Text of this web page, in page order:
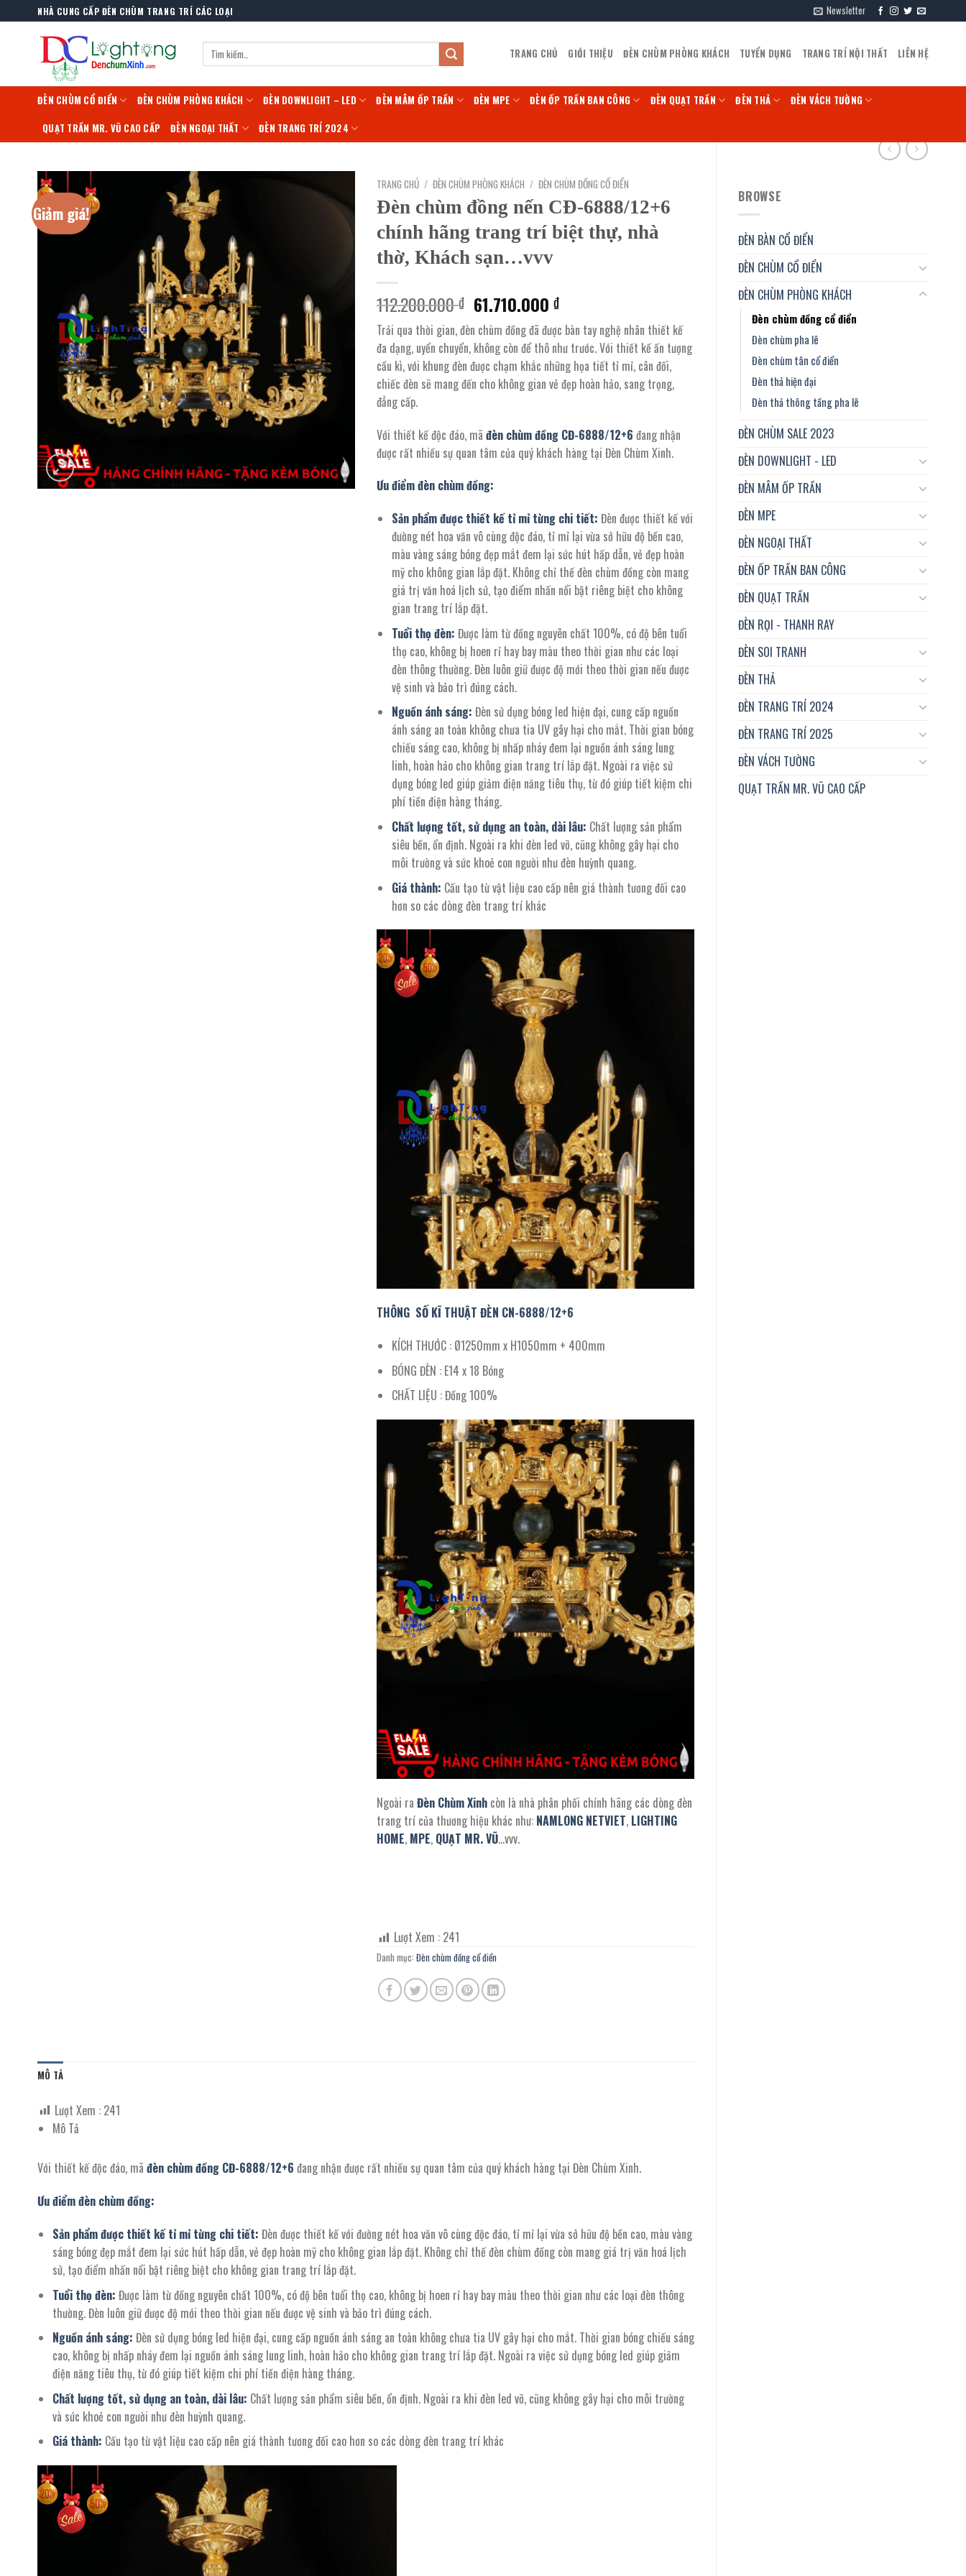
to
NHÀ CUNG CẤP ĐÈN CHÙM TRANG TRÍ CÁC LOẠI Newsletter
Tìm
kiếm:
TRANG CHỦ GIỚI THIỆU ĐÈN CHÙM PHÒNG KHÁCH TUYỂN DỤNG TRANG TRÍ NỘI THẤT LIÊN HỆ
ĐÈN CHÙM CỔ ĐIỂN ĐÈN CHÙM PHÒNG KHÁCH ĐÈN DOWNLIGHT – LED ĐÈN MÂM ỐP TRẦN ĐÈN MPE ĐÈN ỐP TRẦN BAN CÔNG ĐÈN QUẠT TRẦN ĐÈN THẢ ĐÈN VÁCH TƯỜNG
QUẠT TRẦN MR. VŨ CAO CẤP ĐÈN NGOẠI THẤT ĐÈN TRANG TRÍ 2024
BROWSE
ĐÈN BÀN CỔ ĐIỂN
ĐÈN CHÙM CỔ ĐIỂN
ĐÈN CHÙM PHÒNG KHÁCH
Đèn chùm đồng cổ điển
Đèn chùm pha lê
Đèn chùm tân cổ điển
Đèn thả hiện đại
Đèn thả thông tầng pha lê
ĐÈN CHÙM SALE 2023
ĐÈN DOWNLIGHT - LED
ĐÈN MÂM ỐP TRẦN
ĐÈN MPE
ĐÈN NGOẠI THẤT
ĐÈN ỐP TRẦN BAN CÔNG
ĐÈN QUẠT TRẦN
ĐÈN RỌI - THANH RAY
ĐÈN SOI TRANH
ĐÈN THẢ
ĐÈN TRANG TRÍ 2024
ĐÈN TRANG TRÍ 2025
ĐÈN VÁCH TƯỜNG
QUẠT TRẦN MR. VŨ CAO CẤP
Giảm giá!
TRANG CHỦ / ĐÈN CHÙM PHÒNG KHÁCH / ĐÈN CHÙM ĐỒNG CỔ ĐIỂN
Đèn chùm đồng nến CĐ-6888/12+6
chính hãng trang trí biệt thự, nhà
thờ, Khách sạn…vvv
112.200.000₫ Giá
gốc
là:
112.200.000 ₫.
61.710.000₫Giá
hiện
tại
là:
61.710.000 ₫.
Trải qua thời gian, đèn chùm đồng đã được bàn tay nghệ nhân thiết kế
đa dạng, uyển chuyển, không còn để thô như trước. Với thiết kế ấn tượng
cầu kì, với khung đèn được chạm khắc những họa tiết tỉ mỉ, cân đối,
chiếc đèn sẽ mang đến cho không gian vẻ đẹp hoàn hảo, sang trọng,
đẳng cấp.
Với thiết kế độc đáo, mã đèn chùm đồng CĐ-6888/12+6 đang nhận
được rất nhiều sự quan tâm của quý khách hàng tại Đèn Chùm Xinh.
Ưu điểm đèn chùm đồng:
Sản phẩm được thiết kế tỉ mỉ từng chi tiết: Đèn được thiết kế với
đường nét hoa văn vô cùng độc đáo, tỉ mỉ lại vừa sở hữu độ bền cao,
màu vàng sáng bóng đẹp mắt đem lại sức hút hấp dẫn, vẻ đẹp hoàn
mỹ cho không gian lắp đặt. Không chỉ thế đèn chùm đồng còn mang
giá trị văn hoá lịch sử, tạo điểm nhấn nổi bật riêng biệt cho không
gian trang trí lắp đặt.
Tuổi thọ đèn: Được làm từ đồng nguyên chất 100%, có độ bên tuổi
thọ cao, không bị hoen rỉ hay bay màu theo thời gian như các loại
đèn thông thường. Đèn luôn giữ được độ mới theo thời gian nếu được
vệ sinh và bảo trì đúng cách.
Nguồn ánh sáng: Đèn sử dụng bóng led hiện đại, cung cấp nguồn
ánh sáng an toàn không chưa tia UV gây hại cho mắt. Thời gian bóng
chiếu sáng cao, không bị nhấp nháy đem lại nguồn ánh sáng lung
linh, hoàn hảo cho không gian trang trí lắp đặt. Ngoài ra việc sử
dụng bóng led giúp giảm điện năng tiêu thụ, từ đó giúp tiết kiệm chi
phí tiền điện hàng tháng.
Chất lượng tốt, sử dụng an toàn, dài lâu: Chất lượng sản phẩm
siêu bền, ổn định. Ngoài ra khi đèn led vỡ, cũng không gây hại cho
môi trường và sức khoẻ con người như đèn huỳnh quang.
Giá thành: Cấu tạo từ vật liệu cao cấp nên giá thành tương đối cao
hơn so các dòng đèn trang trí khác
THÔNG SỐ KĨ THUẬT ĐÈN CN-6888/12+6
KÍCH THƯỚC : Ø1250mm x H1050mm + 400mm
BÓNG ĐÈN : E14 x 18 Bóng
CHẤT LIỆU : Đồng 100%
Ngoài ra Đèn Chùm Xinh còn là nhà phân phối chính hãng các dòng đèn
trang trí của thương hiệu khác như: NAMLONG NETVIET, LIGHTING
HOME, MPE, QUẠT MR. VŨ…vvv.
Lượt Xem : 241
Danh mục: Đèn chùm đồng cổ điển
MÔ TẢ
Lượt Xem : 241
Mô Tả
Với thiết kế độc đáo, mã đèn chùm đồng CĐ-6888/12+6 đang nhận được rất nhiều sự quan tâm của quý khách hàng tại Đèn Chùm Xinh.
Ưu điểm đèn chùm đồng:
Sản phẩm được thiết kế tỉ mỉ từng chi tiết: Đèn được thiết kế với đường nét hoa văn vô cùng độc đáo, tỉ mỉ lại vừa sở hữu độ bền cao, màu vàng
sáng bóng đẹp mắt đem lại sức hút hấp dẫn, vẻ đẹp hoàn mỹ cho không gian lắp đặt. Không chỉ thế đèn chùm đồng còn mang giá trị văn hoá lịch
sử, tạo điểm nhấn nổi bật riêng biệt cho không gian trang trí lắp đặt.
Tuổi thọ đèn: Được làm từ đồng nguyên chất 100%, có độ bên tuổi thọ cao, không bị hoen rỉ hay bay màu theo thời gian như các loại đèn thông
thường. Đèn luôn giữ được độ mới theo thời gian nếu được vệ sinh và bảo trì đúng cách.
Nguồn ánh sáng: Đèn sử dụng bóng led hiện đại, cung cấp nguồn ánh sáng an toàn không chưa tia UV gây hại cho mắt. Thời gian bóng chiếu sáng
cao, không bị nhấp nháy đem lại nguồn ánh sáng lung linh, hoàn hảo cho không gian trang trí lắp đặt. Ngoài ra việc sử dụng bóng led giúp giảm
điện năng tiêu thụ, từ đó giúp tiết kiệm chi phí tiền điện hàng tháng.
Chất lượng tốt, sử dụng an toàn, dài lâu: Chất lượng sản phẩm siêu bền, ổn định. Ngoài ra khi đèn led vỡ, cũng không gây hại cho môi trường
và sức khoẻ con người như đèn huỳnh quang.
Giá thành: Cấu tạo từ vật liệu cao cấp nên giá thành tương đối cao hơn so các dòng đèn trang trí khác